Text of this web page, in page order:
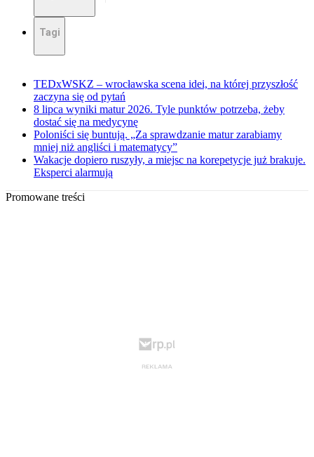
Tagi
TEDxWSKZ – wrocławska scena idei, na której przyszłość
zaczyna się od pytań
8 lipca wyniki matur 2026. Tyle punktów potrzeba, żeby
dostać się na medycynę
Poloniści się buntują. „Za sprawdzanie matur zarabiamy
mniej niż angliści i matematycy”
Wakacje dopiero ruszyły, a miejsc na korepetycje już brakuje.
Eksperci alarmują
Promowane treści